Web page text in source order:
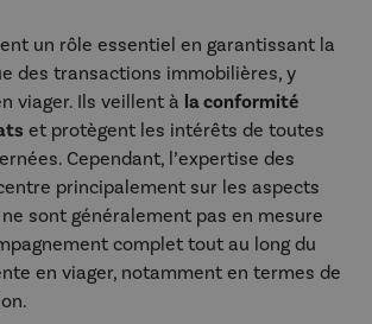
un rôle essentiel en garantissant la
des transactions immobilières, y
viager. Ils veillent à la conformité
et protègent les intérêts de toutes
Cependant, l’expertise des
principalement sur les aspects
sont généralement pas en mesure
complet tout au long du
en viager, notamment en termes de